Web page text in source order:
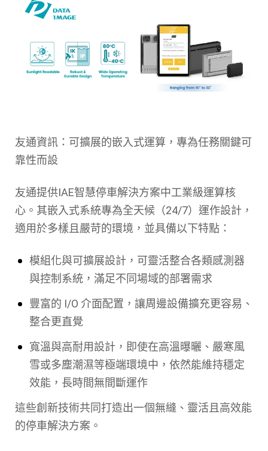
友通資訊：可擴展的嵌入式運算，專為任務關鍵可
靠性而設
友通提供IAE智慧停車解決方案中工業級運算核
心。其嵌入式系統專為全天候（24/7）運作設計，
適用於多樣且嚴苛的環境，並具備以下特點：
模組化與可擴展設計，可靈活整合各類感測器
與控制系統，滿足不同場域的部署需求
豐富的 I/O 介面配置，讓周邊設備擴充更容易、
整合更直覺
寬溫與高耐用設計，即使在高溫曝曬、嚴寒風
雪或多塵潮濕等極端環境中，依然能維持穩定
效能，長時間無間斷運作
這些創新技術共同打造出一個無縫、靈活且高效能
的停車解決方案。